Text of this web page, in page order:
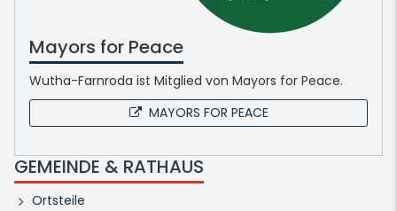
Mayors for Peace
Wutha-Farnroda ist Mitglied von Mayors for Peace.
MAYORS FOR PEACE
GEMEINDE & RATHAUS
Ortsteile